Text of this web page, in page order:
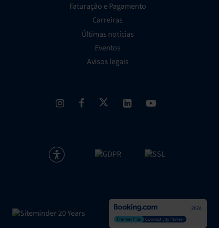
Faturação e Pagamento
Carreiras
Últimas notícias
Eventos
Avisos legais